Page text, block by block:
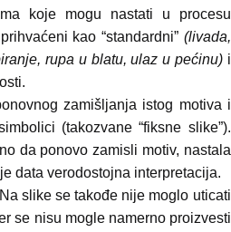
koje mogu nastati u procesu
kao “standardni” (livada,
rupa u blatu, ulaz u pećinu)i
zamišljanja istog motiva i
(takozvane “fiksne slike”).
da ponovo zamisli motiv, nastala
data verodostojna interpretacija.
slike se takođe nije moglo uticati
se nisu mogle namerno proizvesti